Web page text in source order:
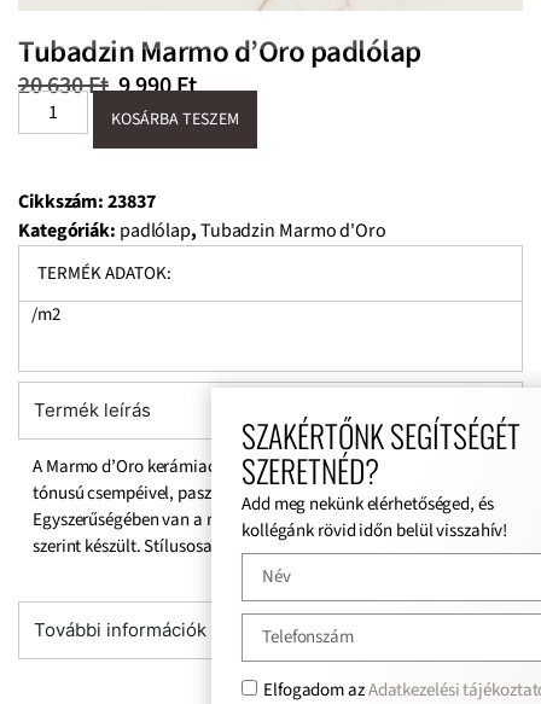
Tubadzin Marmo d’Oro padlólap
20 630Ft 9 990Ft
KOSÁRBA TESZEM
Cikkszám:23837
Kategóriák: padlólap,Tubadzin Marmo d'Oro
TERMÉK ADATOK:
/m2
Termék leírás
A Marmo d’Oro kerámiacsempe széles választékával, világos
tónusú csempéivel, pasztell tónusokkal vizuálisan bővíti a teret.
Egyszerűségében van a nagyszerűsége. A legújabb technológia
szerint készült. Stílusosan harmonizál a bútorokkal.
További információk
SZAKÉRTŐNK SEGÍTSÉGÉT
SZERETNÉD?
Add meg nekünk elérhetőséged, és
kollégánk rövid időn belül visszahív!
Elfogadom azAdatkezelési